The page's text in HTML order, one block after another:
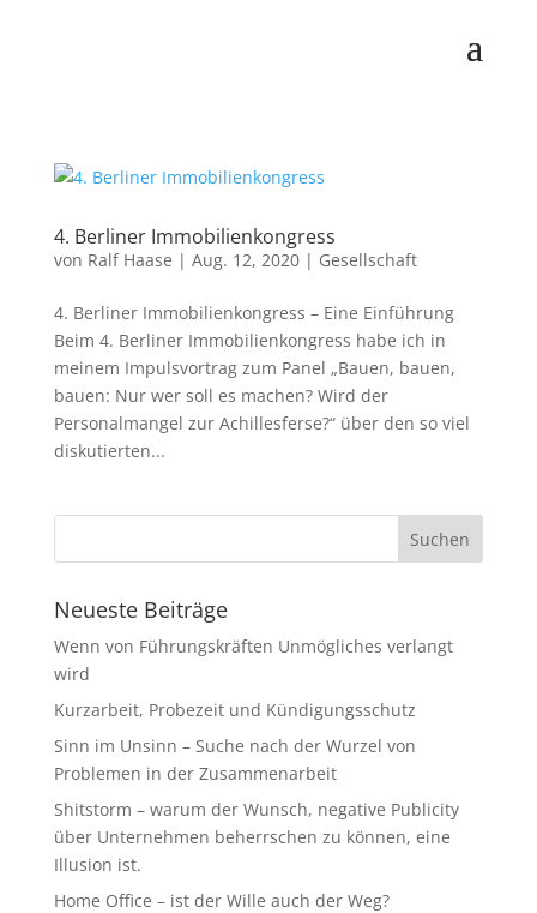
4. Berliner Immobilienkongress
von Ralf Haase | Aug. 12, 2020| Gesellschaft
4. Berliner Immobilienkongress – Eine Einführung
Beim 4. Berliner Immobilienkongress habe ich in
meinem Impulsvortrag zum Panel „Bauen, bauen,
bauen: Nur wer soll es machen? Wird der
Personalmangel zur Achillesferse?“ über den so viel
diskutierten...
Neueste Beiträge
Wenn von Führungskräften Unmögliches verlangt
wird
Kurzarbeit, Probezeit und Kündigungsschutz
Sinn im Unsinn – Suche nach der Wurzel von
Problemen in der Zusammenarbeit
Shitstorm – warum der Wunsch, negative Publicity
über Unternehmen beherrschen zu können, eine
Illusion ist.
Home Office – ist der Wille auch der Weg?